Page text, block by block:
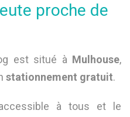
proche de
est situé à Mulhouse,
stationnement gratuit.
à tous et le